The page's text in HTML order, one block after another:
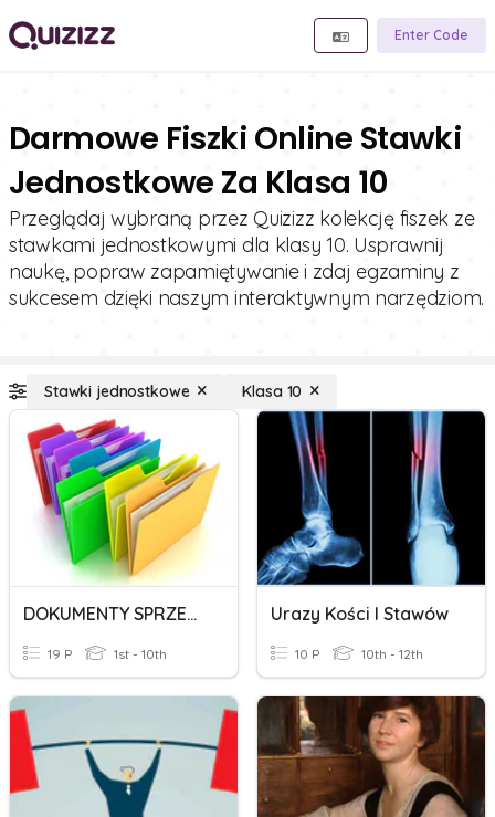
Enter Code
Darmowe Fiszki Online Stawki
Jednostkowe Za Klasa 10
Przeglądaj wybraną przez Quizizz kolekcję fiszek ze
stawkami jednostkowymi dla klasy 10. Usprawnij
naukę, popraw zapamiętywanie i zdaj egzaminy z
sukcesem dzięki naszym interaktywnym narzędziom.
Stawki jednostkowe Klasa 10
DOKUMENTY SPRZEDAŻOWE W Handlu Zagranicznym
19 P 1st - 10th
Urazy Kości I Stawów
10 P 10th - 12th